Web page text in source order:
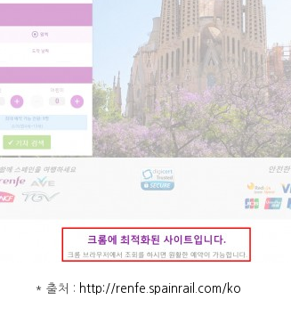
* 출처 : http://renfe.spainrail.com/ko